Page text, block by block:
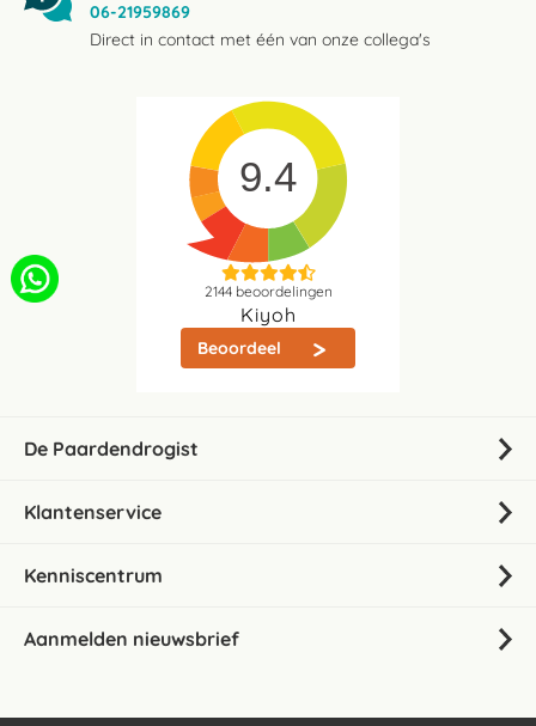
06-21959869
Direct in contact met één van onze collega's
9.4
2144beoordelingen
Kiyoh
Beoordeel
De Paardendrogist
Klantenservice
Kenniscentrum
Aanmelden nieuwsbrief